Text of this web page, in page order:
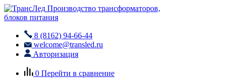
Производство трансформаторов,
блоков питания
8 (8162) 94-66-44
welcome@transled.ru
Авторизация
0 Перейти в сравнение